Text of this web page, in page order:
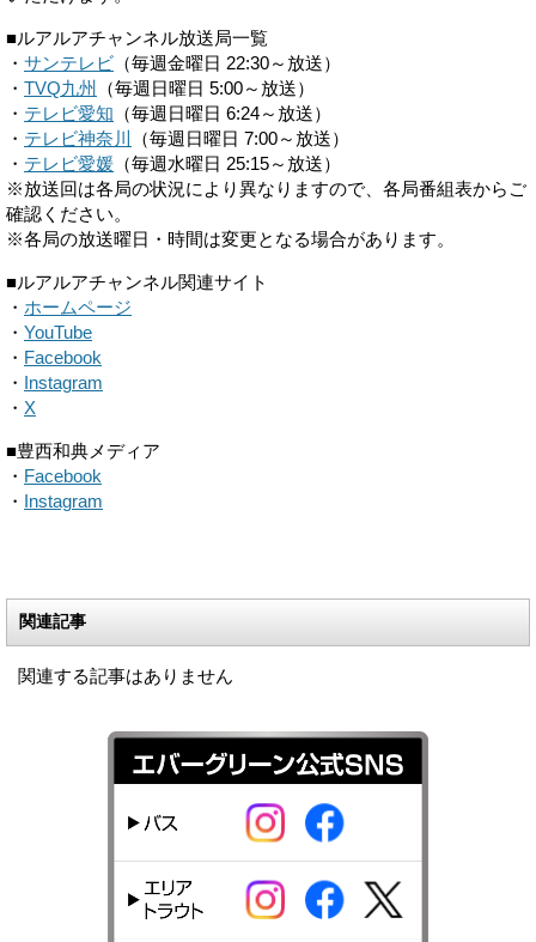
■ルアルアチャンネル放送局一覧
・ サンテレビ （毎週金曜日 22:30～放送）
・ TVQ九州
（毎週日曜日 5:00～放送）
・ テレビ愛知 （毎週日曜日 6:24～放送）
・ テレビ神奈川
（毎週日曜日 7:00～放送）
・ テレビ愛媛 （毎週水曜日 25:15～放送）
※放送回は各局の状況により異なりますので、各局番組表からご
確認ください。
※各局の放送曜日・時間は変更となる場合があります。
■ルアルアチャンネル関連サイト
・ ホームページ
・ YouTube
・ Facebook
・
Instagram
・ X
■豊西和典メディア
・ Facebook
・
Instagram
関連記事
関連する記事はありません